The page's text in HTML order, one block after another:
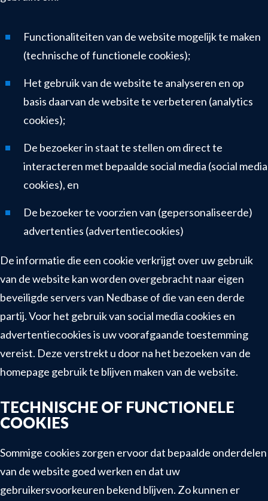
Functionaliteiten van de website mogelijk te maken
(technische of functionele cookies);
Het gebruik van de website te analyseren en op
basis daarvan de website te verbeteren (analytics
cookies);
De bezoeker in staat te stellen om direct te
interacteren met bepaalde social media (social media
cookies), en
De bezoeker te voorzien van (gepersonaliseerde)
advertenties (advertentiecookies)
De informatie die een cookie verkrijgt over uw gebruik
van de website kan worden overgebracht naar eigen
beveiligde servers van Nedbase of die van een derde
partij. Voor het gebruik van social media cookies en
advertentiecookies is uw voorafgaande toestemming
vereist. Deze verstrekt u door na het bezoeken van de
homepage gebruik te blijven maken van de website.
TECHNISCHE OF FUNCTIONELE
COOKIES
Sommige cookies zorgen ervoor dat bepaalde onderdelen
van de website goed werken en dat uw
gebruikersvoorkeuren bekend blijven. Zo kunnen er